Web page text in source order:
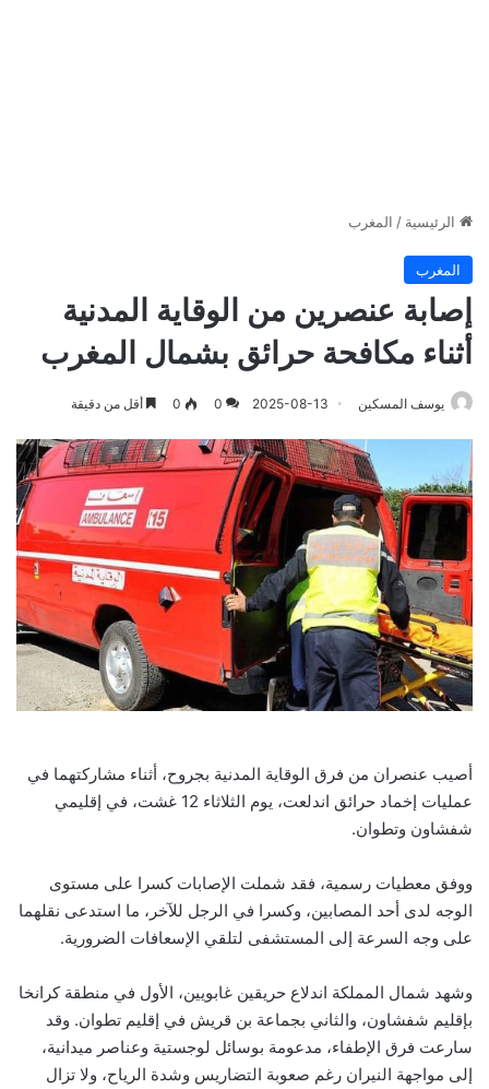
الرئيسية / المغرب
المغرب
إصابة عنصرين من الوقاية المدنية
أثناء مكافحة حرائق بشمال المغرب
يوسف المسكين 2025-08-13
0
0 أقل من دقيقة
أصيب عنصران من فرق الوقاية المدنية بجروح، أثناء مشاركتهما في
عمليات إخماد حرائق اندلعت، يوم الثلاثاء 12 غشت، في إقليمي
شفشاون وتطوان.
ووفق معطيات رسمية، فقد شملت الإصابات كسرا على مستوى
الوجه لدى أحد المصابين، وكسرا في الرجل للآخر، ما استدعى نقلهما
على وجه السرعة إلى المستشفى لتلقي الإسعافات الضرورية.
وشهد شمال المملكة اندلاع حريقين غابويين، الأول في منطقة كرانخا
بإقليم شفشاون، والثاني بجماعة بن قريش في إقليم تطوان. وقد
سارعت فرق الإطفاء، مدعومة بوسائل لوجستية وعناصر ميدانية،
إلى مواجهة النيران رغم صعوبة التضاريس وشدة الرياح، ولا تزال